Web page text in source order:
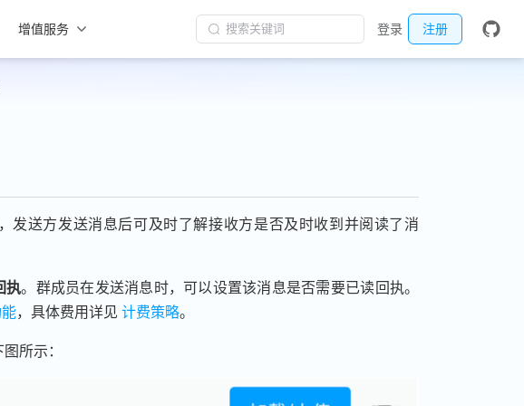
增值服务 搜索关键词 登录 注册
，发送方发送消息后可及时了解接收方是否及时收到并阅读了消
执。群成员在发送消息时，可以设置该消息是否需要已读回执。
，具体费用详见 计费策略。
所示：